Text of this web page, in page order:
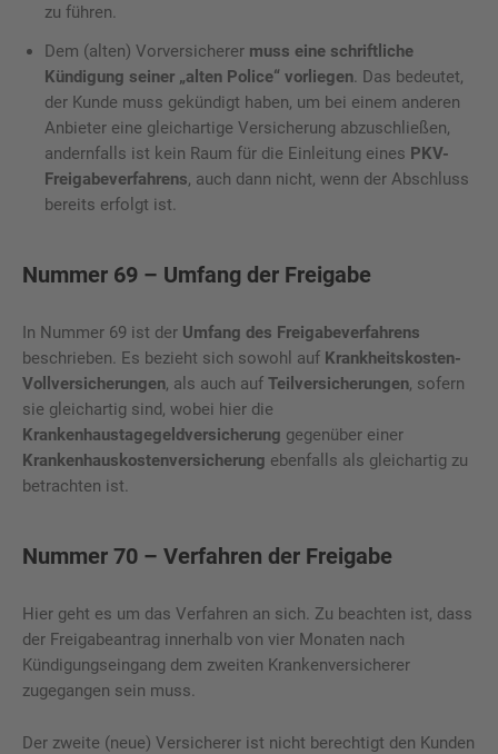
zu führen.
Dem (alten) Vorversicherer muss eine schriftliche
Kündigung seiner „alten Police“ vorliegen. Das bedeutet,
der Kunde muss gekündigt haben, um bei einem anderen
Anbieter eine gleichartige Versicherung abzuschließen,
andernfalls ist kein Raum für die Einleitung eines PKV-
Freigabeverfahrens, auch dann nicht, wenn der Abschluss
bereits erfolgt ist.
Nummer 69 – Umfang der Freigabe
In Nummer 69 ist der Umfang des Freigabeverfahrens
beschrieben. Es bezieht sich sowohl auf Krankheitskosten-
Vollversicherungen, als auch auf Teilversicherungen, sofern
sie gleichartig sind, wobei hier die
Krankenhaustagegeldversicherung gegenüber einer
Krankenhauskostenversicherung ebenfalls als gleichartig zu
betrachten ist.
Nummer 70 – Verfahren der Freigabe
Hier geht es um das Verfahren an sich. Zu beachten ist, dass
der Freigabeantrag innerhalb von vier Monaten nach
Kündigungseingang dem zweiten Krankenversicherer
zugegangen sein muss.
Der zweite (neue) Versicherer ist nicht berechtigt den Kunden